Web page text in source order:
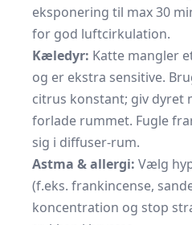
eksponering til max 30
for god luftcirkulation.
Kæledyr: Katte mangler
og er ekstra sensitive.
citrus konstant; giv dyret
forlade rummet. Fugle
sig i diffuser-rum.
Astma & allergi: Vælg
(f.eks. frankincense,
koncentration og stop